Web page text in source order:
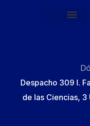
Despacho 309 I.
de las Ciencias,